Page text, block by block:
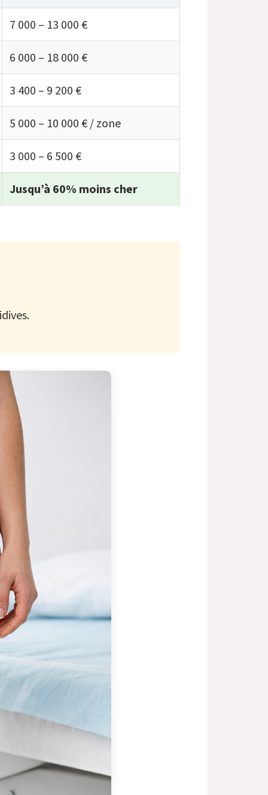
7 000 – 13 000 €
6 000 – 18 000 €
3 400 – 9 200 €
5 000 – 10 000 € / zone
3 000 – 6 500 €
Jusqu’à 60% moins cher